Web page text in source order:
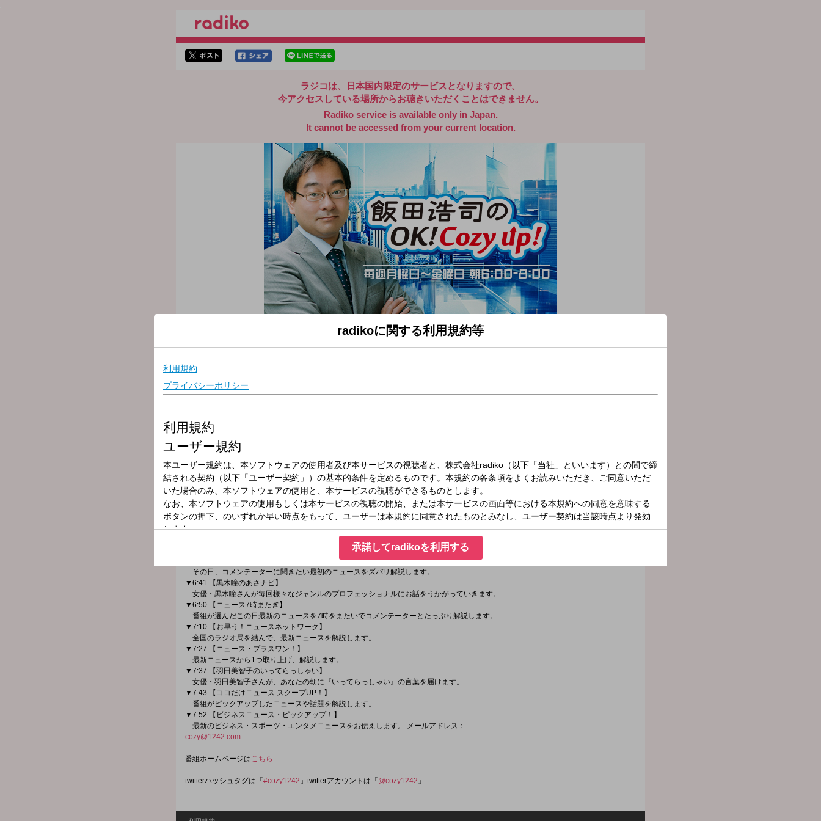
ラジコは、日本国内限定のサービスとなりますので、
今アクセスしている場所からお聴きいただくことはできません。
Radiko service is available only in Japan.
It cannot be accessed from your current location.
放送局
放送時間
番組名
飯田浩司のOK! Cozy up! Part3
ニュースにどんな背景があり、私たちの生活にどんな影響があるのか？多彩なコメンテーターやゲストと共に、考えていきます。
○パーソナリティ：飯田浩司（ニッポン放送アナウンサー）
○アシスタント：新行市佳（ニッポン放送アナウンサー）
○コメンテーター：宮崎哲弥（評論家）
▼6:00 【オープニング・ニュース】
朝一番のニュースをお伝えします。
▼6:12 【モーニング ライフ UP！】
医師が週替わりで登場。健康に関する疑問や予防法、症状、治療法などを聞きます。
その日、コメンテーターに聞きたい最初のニュースをズバリ解説します。
▼6:41 【黒木瞳のあさナビ】
女優・黒木瞳さんが毎回様々なジャンルのプロフェッショナルにお話をうかがっていきます。
▼6:50 【ニュース7時またぎ】
番組が選んだこの日最新のニュースを7時をまたいでコメンテーターとたっぷり解説します。
▼7:10 【お早う！ニュースネットワーク】
全国のラジオ局を結んで、最新ニュースを解説します。
▼7:27 【ニュース・プラスワン！】
最新ニュースから1つ取り上げ、解説します。
▼7:37 【羽田美智子のいってらっしゃい】
女優・羽田美智子さんが、あなたの朝に『いってらっしゃい』の言葉を届けます。
▼7:43 【ココだけニュース スクープUP！】
番組がピックアップしたニュースや話題を解説します。
▼7:52 【ビジネスニュース・ピックアップ！】
最新のビジネス・スポーツ・エンタメニュースをお伝えします。 メールアドレス：
cozy@1242.com
番組ホームページはこちら
twitterハッシュタグは「 #cozy1242 」twitterアカウントは「 @cozy1242 」
radikoに関する利用規約等
承諾してradikoを利用する